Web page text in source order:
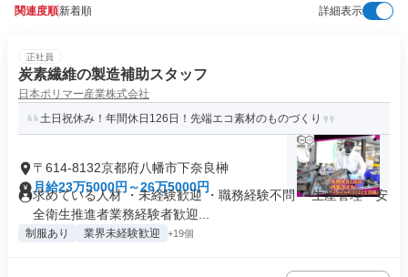
関連度順新着順 詳細表示
正社員
炭素繊維の製造補助スタッフ
日本ポリマー産業株式会社
土日祝休み！年間休日126日！先端エコ素材のものづくり
〒614-8132京都府八幡市下奈良榊
月給23万5000円～26万5000円
求めている人材 ・未経験歓迎 ・職務経験不問 ・生産管理・安
全衛生推進者業務経験者歓迎...
制服あり 業界未経験歓迎 +19個